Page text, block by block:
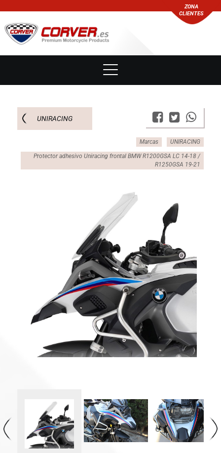
ZONA
CLIENTES
UNIRACING
Marcas UNIRACING
Protector adhesivo Uniracing frontal BMW R1200GSA LC 14-18 /
R1250GSA 19-21